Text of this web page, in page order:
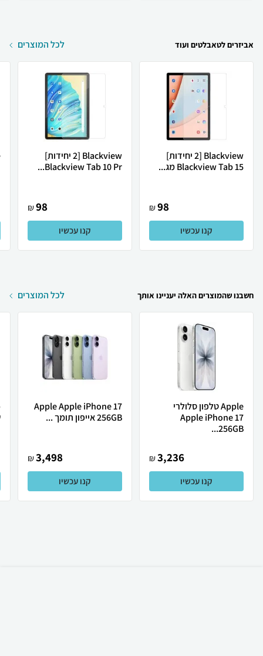
אביזרים לטאבלטים ועוד לכל המוצרים
Blackview [2 יחידות]
Blackview Tab 15 מג...
98
₪
קנו עכשיו
Blackview [2 יחידות]
Blackview Tab 10 Pr...
98
₪
קנו עכשיו
חשבנו שהמוצרים האלה יעניינו אותך לכל המוצרים
Apple טלפון סלולרי
Apple iPhone 17
256GB...
3,236
₪
קנו עכשיו
Apple Apple iPhone 17
256GB אייפון תומך ...
3,498
₪
קנו עכשיו